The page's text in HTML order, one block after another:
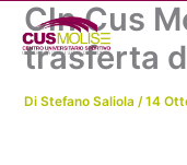
contenuto
Cln Cus
trasferta
DiStefano Saliola/14